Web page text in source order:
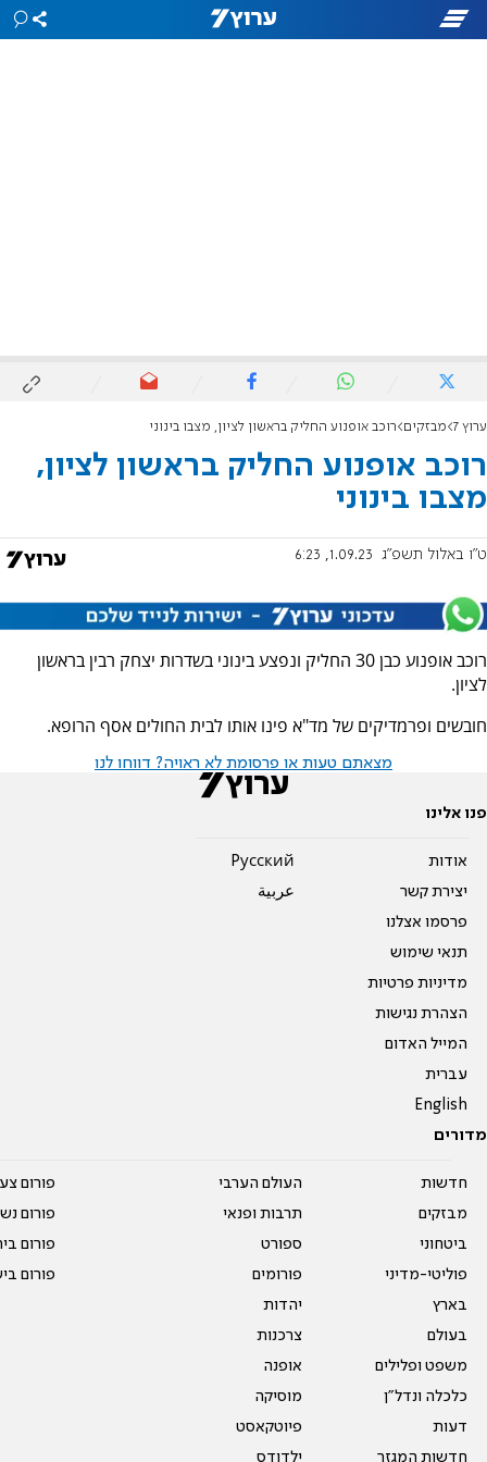
ערוץ 7 מבזקים רוכב אופנוע החליק בראשון לציון, מצבו בינוני
רוכב אופנוע החליק בראשון לציון,
מצבו בינוני
ט"ו באלול תשפ"ג 1.09.23, 6:23
רוכב אופנוע כבן 30 החליק ונפצע בינוני בשדרות יצחק רבין בראשון
לציון.
חובשים ופרמדיקים של מד"א פינו אותו לבית החולים אסף הרופא.
מצאתם טעות או פרסומת לא ראויה? דווחו לנו
פנו אלינו
אודות
יצירת קשר
פרסמו אצלנו
תנאי שימוש
מדיניות פרטיות
הצהרת נגישות
המייל האדום
עברית
English
Pусский
عربية
מדורים
חדשות
מבזקים
ביטחוני
פוליטי-מדיני
בארץ
בעולם
משפט ופלילים
כלכלה ונדל"ן
דעות
חדשות המגזר
העולם הערבי
תרבות ופנאי
ספורט
פורומים
יהדות
צרכנות
אופנה
מוסיקה
פיוטקאסט
ילדודס
פורום
פורום
פורום
פורום